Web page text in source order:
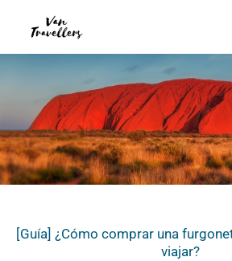
contenido
[Guía] ¿Cómo comprar una
viajar?